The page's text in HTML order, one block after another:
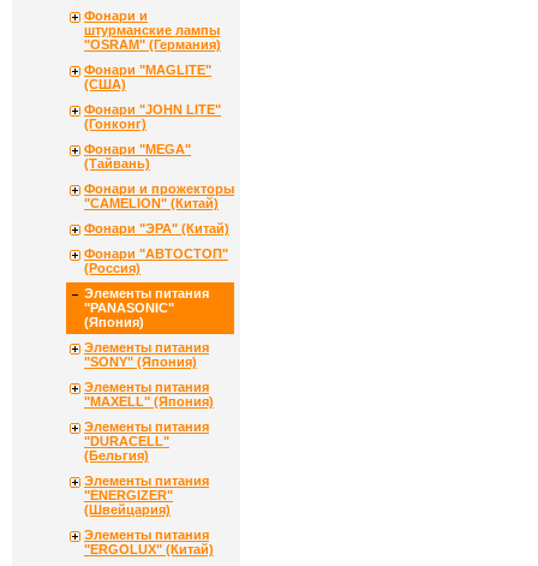
Фонари и
штурманские лампы
"OSRAM" (Германия)
Фонари "MAGLITE"
(США)
Фонари "JOHN LITE"
(Гонконг)
Фонари "MEGA"
(Тайвань)
Фонари и прожекторы
"CAMELION" (Китай)
Фонари "ЭРА" (Китай)
Фонари "АВТОСТОП"
(Россия)
Элементы питания
"PANASONIC"
(Япония)
Элементы питания
"SONY" (Япония)
Элементы питания
"MAXELL" (Япония)
Элементы питания
"DURACELL"
(Бельгия)
Элементы питания
"ENERGIZER"
(Швейцария)
Элементы питания
"ERGOLUX" (Китай)